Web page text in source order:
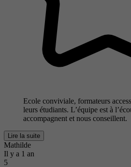
Ecole conviviale, formateurs
leurs étudiants. L’équipe est à
accompagnent et nous conseillent.
Lire la suite
Mathilde
Il y a 1 an
5